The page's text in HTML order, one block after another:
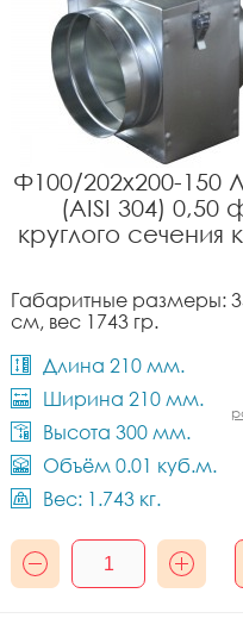
Ф100/202x200-150
(AISI 304) 0,50
круглого сечения
Габаритные размеры:
см, вес 1743 гр.
Длина 210 мм.
Ширина 210 мм.
Высота 300 мм.
Объём 0.01 куб.м.
Вес: 1.743 кг.